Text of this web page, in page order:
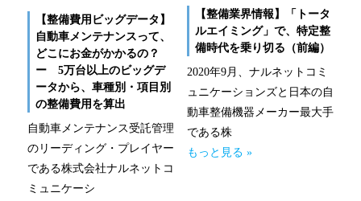
【整備費用ビッグデータ】
自動車メンテナンスって、
どこにお金がかかるの？
ー 5万台以上のビッグデ
ータから、車種別・項目別
の整備費用を算出
自動車メンテナンス受託管理
のリーディング・プレイヤー
である株式会社ナルネットコ
ミュニケーシ
【整備業界情報】「トータ
ルエイミング」で、特定整
備時代を乗り切る（前編）
2020年9月、ナルネットコミ
ュニケーションズと日本の自
動車整備機器メーカー最大手
である株
もっと見る »
整備工場のお客様
整備業務提携
momoCan
モビノワ
メールマガジン